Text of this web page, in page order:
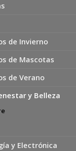
de Invierno
de Mascotas
de Verano
y Belleza
y Electrónica